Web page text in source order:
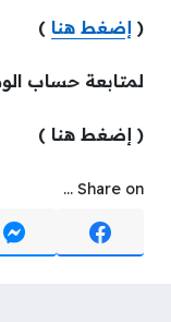
( إضغط هنا )
لمتابعة حساب
( إضغط هنا )
Share on ...